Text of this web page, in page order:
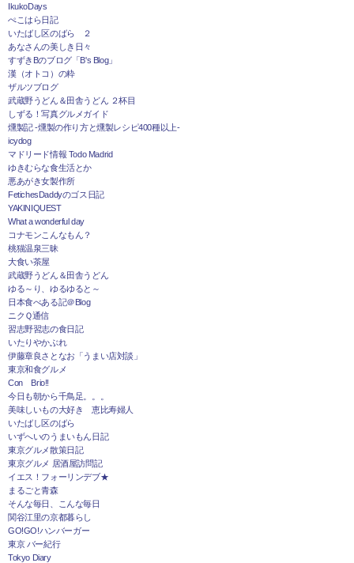
IkukoDays
ぺこはら日記
いたばし区のばら ２
あなさんの美しき日々
すずきBのブログ「B's Blog」
漢（オトコ）の粋
ザルツブログ
武蔵野うどん＆田舎うどん ２杯目
しずる！写真グルメガイド
燻製記 -燻製の作り方と燻製レシピ400種以上-
icydog
マドリード情報 Todo Madrid
ゆきむらな食生活とか
悪あがき女製作所
FetichesDaddyのゴス日記
YAKINIQUEST
What a wonderful day
コナモンこんなもん？
桃猫温泉三昧
大食い茶屋
武蔵野うどん＆田舎うどん
ゆる～り、ゆるゆると～
日本食べある記＠Blog
ニクＱ通信
習志野習志の食日記
いたりやかぶれ
伊藤章良さとなお「うまい店対談」
東京和食グルメ
Con Brio!!
今日も朝から千鳥足。。。
美味しいもの大好き 恵比寿婦人
いたばし区のばら
いずへいのうまいもん日記
東京グルメ散策日記
東京グルメ 居酒屋訪問記
イエス！フォーリンデブ★
まるごと青森
そんな毎日、こんな毎日
関谷江里の京都暮らし
GO!GO!ハンバーガー
東京 バー紀行
Tokyo Diary